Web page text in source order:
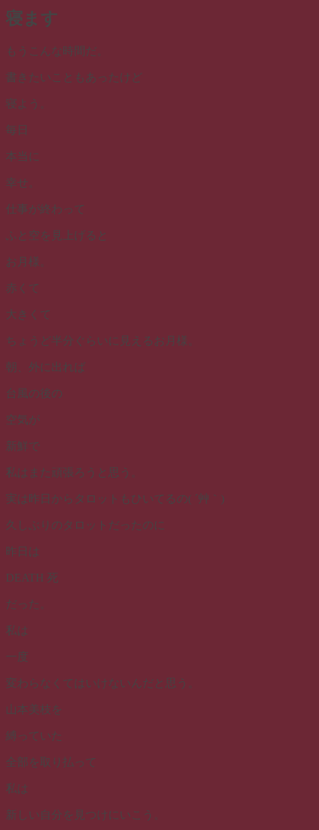
寝ます
もうこんな時間だ。
書きたいこともあったけど
寝よう。
毎日
本当に
幸せ。
仕事が終わって
ふと空を見上げると
お月様。
赤くて
大きくて
ちょうど半分ぐらいに見えるお月様。
朝、外に出れば
台風の後の
空気が
新鮮で
私はまた頑張ろうと思う。
実は昨日からタロットもひいてるの( ´艸｀)
久しぶりのタロットだったのに
昨日は
DEATH 死
だった。
私は
一度
変わらなくてはいけないんだと思う。
山本美枝を
縛っていた
全部を取り払って
私は
新しい自分を見つけにいこう。